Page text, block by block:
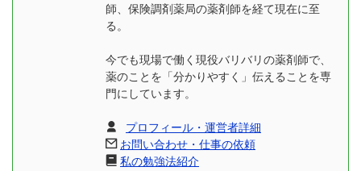
師、保険調剤薬局の薬剤師を経て現在に至
る。
今でも現場で働く現役バリバリの薬剤師で、
薬のことを「分かりやすく」伝えることを専
門にしています。
プロフィール・運営者詳細
お問い合わせ・仕事の依頼
私の勉強法紹介